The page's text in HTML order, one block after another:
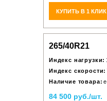
КУПИТЬ В 1 КЛИК
265/40R21
Индекс нагрузки:
Индекс скорости:
Наличие товара:
84 500 руб./шт.